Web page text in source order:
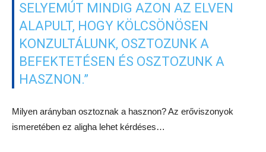
SELYEMÚT MINDIG AZON AZ ELVEN
ALAPULT, HOGY KÖLCSÖNÖSEN
KONZULTÁLUNK, OSZTOZUNK A
BEFEKTETÉSEN ÉS OSZTOZUNK A
HASZNON.”
Milyen arányban osztoznak a hasznon? Az erőviszonyok
ismeretében ez aligha lehet kérdéses…